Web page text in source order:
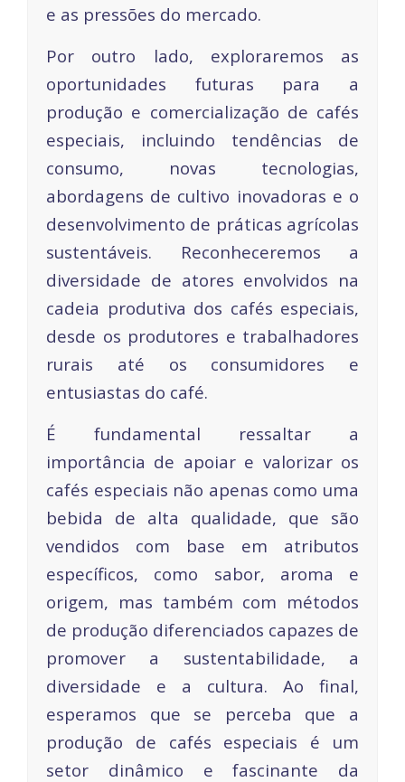
e as pressões do mercado.
Por outro lado, exploraremos as
oportunidades futuras para a
produção e comercialização de cafés
especiais, incluindo tendências de
consumo, novas tecnologias,
abordagens de cultivo inovadoras e o
desenvolvimento de práticas agrícolas
sustentáveis. Reconheceremos a
diversidade de atores envolvidos na
cadeia produtiva dos cafés especiais,
desde os produtores e trabalhadores
rurais até os consumidores e
entusiastas do café.
É fundamental ressaltar a
importância de apoiar e valorizar os
cafés especiais não apenas como uma
bebida de alta qualidade, que são
vendidos com base em atributos
específicos, como sabor, aroma e
origem, mas também com métodos
de produção diferenciados capazes de
promover a sustentabilidade, a
diversidade e a cultura. Ao final,
esperamos que se perceba que a
produção de cafés especiais é um
setor dinâmico e fascinante da